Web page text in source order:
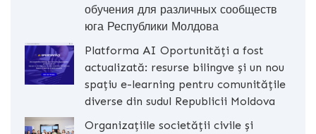
обучения для различных сообществ
юга Республики Молдова
Platforma AI Oportunități a fost
actualizată: resurse bilingve și un nou
spațiu e-learning pentru comunitățile
diverse din sudul Republicii Moldova
Organizațiile societății civile și